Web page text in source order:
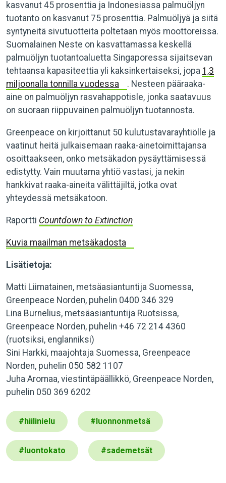
kasvanut 45 prosenttia ja Indonesiassa palmuöljyn
tuotanto on kasvanut 75 prosenttia. Palmuöljyä ja siitä
syntyneitä sivutuotteita poltetaan myös moottoreissa.
Suomalainen Neste on kasvattamassa keskellä
palmuöljyn tuotantoaluetta Singaporessa sijaitsevan
tehtaansa kapasiteettia yli kaksinkertaiseksi, jopa 1,3
miljoonalla tonnilla vuodessa
. Nesteen pääraaka-
aine on palmuöljyn rasvahappotisle, jonka saatavuus
on suoraan riippuvainen palmuöljyn tuotannosta.
Greenpeace on kirjoittanut 50 kulutustavarayhtiölle ja
vaatinut heitä julkaisemaan raaka-ainetoimittajansa
osoittaakseen, onko metsäkadon pysäyttämisessä
edistytty. Vain muutama yhtiö vastasi, ja nekin
hankkivat raaka-aineita välittäjiltä, jotka ovat
yhteydessä metsäkatoon.
Raportti Countdown to Extinction
Kuvia maailman metsäkadosta
Lisätietoja:
Matti Liimatainen, metsäasiantuntija Suomessa,
Greenpeace Norden, puhelin 0400 346 329
Lina Burnelius, metsäasiantuntija Ruotsissa,
Greenpeace Norden, puhelin +46 72 214 4360
(ruotsiksi, englanniksi)
Sini Harkki, maajohtaja Suomessa, Greenpeace
Norden, puhelin 050 582 1107
Juha Aromaa, viestintäpäällikkö, Greenpeace Norden,
puhelin 050 369 6202
#hiilinielu #luonnonmetsä
#luontokato #sademetsät